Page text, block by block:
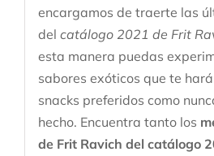
encargamos de traerte las
del catálogo 2021 de Frit
esta manera puedas
sabores exóticos que te
snacks preferidos como
hecho. Encuentra tanto los
de Frit Ravich del catálogo